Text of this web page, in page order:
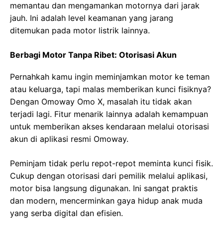
memantau dan mengamankan motornya dari jarak
jauh. Ini adalah level keamanan yang jarang
ditemukan pada motor listrik lainnya.
Berbagi Motor Tanpa Ribet: Otorisasi Akun
Pernahkah kamu ingin meminjamkan motor ke teman
atau keluarga, tapi malas memberikan kunci fisiknya?
Dengan Omoway Omo X, masalah itu tidak akan
terjadi lagi. Fitur menarik lainnya adalah kemampuan
untuk memberikan akses kendaraan melalui otorisasi
akun di aplikasi resmi Omoway.
Peminjam tidak perlu repot-repot meminta kunci fisik.
Cukup dengan otorisasi dari pemilik melalui aplikasi,
motor bisa langsung digunakan. Ini sangat praktis
dan modern, mencerminkan gaya hidup anak muda
yang serba digital dan efisien.